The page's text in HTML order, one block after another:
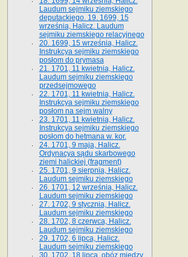
Laudum sejmiku ziemskiego
deputackiego. 19. 1699, 15
września, Halicz. Laudum
sejmiku ziemskiego relacyjnego
20. 1699, 15 września, Halicz.
Instrukcya sejmiku ziemskiego
posłom do prymasa
21. 1701, 11 kwietnia, Halicz.
Laudum sejmiku ziemskiego
przedsejmowego
22. 1701, 11 kwietnia, Halicz.
Instrukcya sejmiku ziemskiego
posłom na sejm walny
23. 1701, 11 kwietnia, Halicz.
Instrukcya sejmiku ziemskiego
posłom do hetmana w. kor.
24. 1701, 9 maja, Halicz.
Ordynacya sądu skarbowego
ziemi halickiej (fragment)
25. 1701, 9 sierpnia, Halicz.
Laudum sejmiku ziemskiego
26. 1701, 12 września, Halicz.
Laudum sejmiku ziemskiego
27. 1702, 9 stycznia, Halicz.
Laudum sejmiku ziemskiego
28. 1702, 8 czerwca, Halicz.
Laudum sejmiku ziemskiego
29. 1702, 6 lipca, Halicz.
Laudum sejmiku ziemskiego
30. 1702, 18 lipca, obóz między